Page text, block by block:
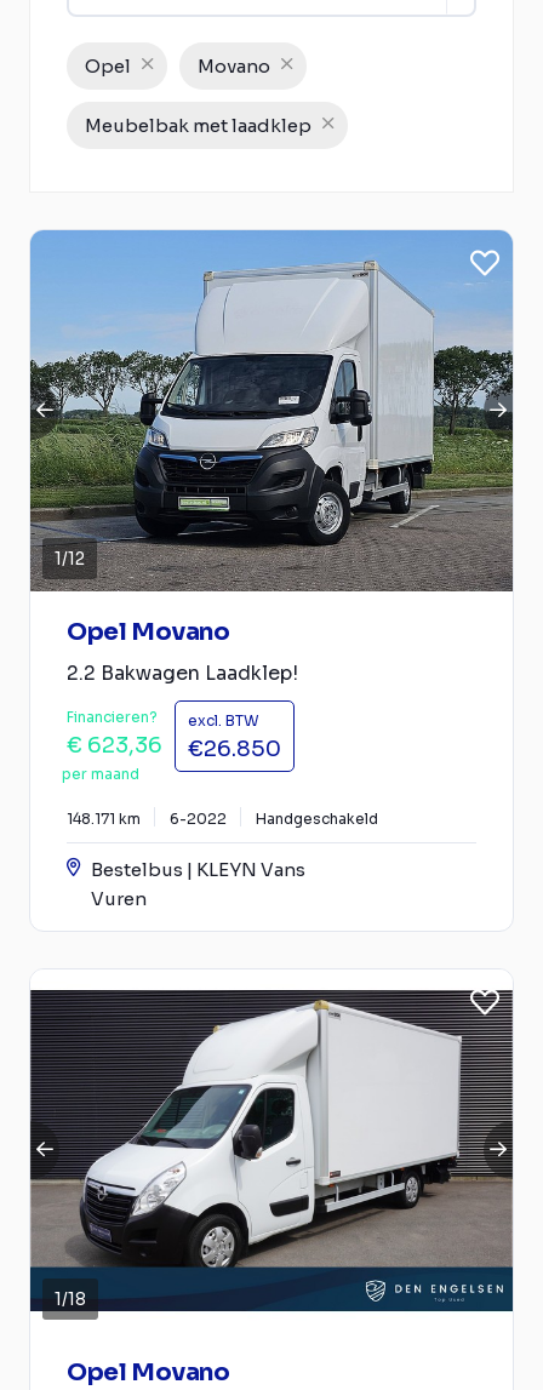
Opel Movano
Meubelbak met laadklep
1/12
Opel Movano
2.2 Bakwagen Laadklep!
Financieren?
€ 623,36
per maand
excl. BTW
€26.850
148.171 km 6-2022 Handgeschakeld
Bestelbus | KLEYN Vans
Vuren
1/18
Opel Movano